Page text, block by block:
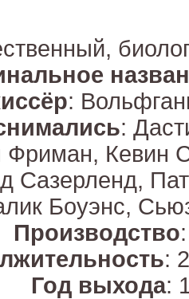
:
:
Фриман, Кевин
Сазерленд,
Боуэнс,
Производство
:
Год выхода: